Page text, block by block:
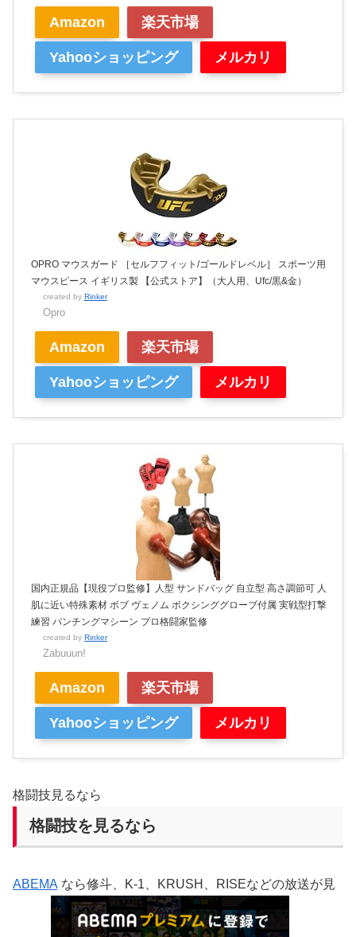
Amazon 楽天市場
Yahooショッピング メルカリ
OPRO マウスガード ［セルフフィット/ゴールドレベル］ スポーツ用
マウスピース イギリス製 【公式ストア】（大人用、Ufc/黒&金）
created by Rinker
Opro
Amazon 楽天市場
Yahooショッピング メルカリ
国内正規品【現役プロ監修】人型 サンドバッグ 自立型 高さ調節可 人
肌に近い特殊素材 ボブ ヴェノム ボクシンググローブ付属 実戦型打撃
練習 パンチングマシーン プロ格闘家監修
created by Rinker
Zabuuun!
Amazon 楽天市場
Yahooショッピング メルカリ
格闘技見るなら
格闘技を見るなら
ABEMA なら修斗、K-1、KRUSH、RISEなどの放送が見